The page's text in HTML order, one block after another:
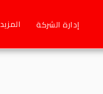
إدارة الشركة المزيد